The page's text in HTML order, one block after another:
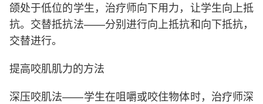
颌处于低位的学生，治疗师向下用力，让学生向上抵
抗。交替抵抗法——分别进行向上抵抗和向下抵抗，
交替进行。
提高咬肌肌力的方法
深压咬肌法——学生在咀嚼或咬住物体时，治疗师深